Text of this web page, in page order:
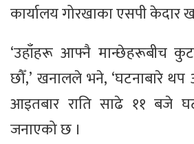
कार्यालय गोरखाका एसपी केदार
‘उहाँहरू आफ्नै मान्छेहरूबीच
छौँ,’ खनालले भने, ‘घटनाबारे
आइतबार राति साढे ११ बजे
जनाएको छ ।